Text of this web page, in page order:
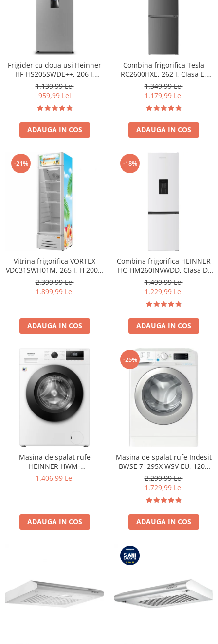
Frigider cu doua usi Heinner
HF-HS205SWDE++, 206 l,
Dozator de apa, Iluminare
LED, H 143.4 cm, Clasa E,
1.139,99 Lei
959,99 Lei
ADAUGA IN COS
Combina frigorifica Tesla
RC2600HXE, 262 l, Clasa E,
Iluminare LED, dezghetare
automata frigider, H 180 cm,
1.349,99 Lei
1.179,99 Lei
ADAUGA IN COS
-21%
Vitrina frigorifica VORTEX
VDC31SWH01M, 265 l, H 200.5
cm, alb
2.399,99 Lei
1.899,99 Lei
ADAUGA IN COS
-18%
Combina frigorifica HEINNER
HC-HM260INVWDD, Clasa D,
260L, Dozator apa, Control
electronic cu termostat
reversibila, H 180 cm, Alb
1.499,99 Lei
1.229,99 Lei
ADAUGA IN COS
Masina de spalat rufe
HEINNER HWM-
HME9014IVA10+++, 9 KG, 1400
1.406,99 Lei
ADAUGA IN COS
-25%
Masina de spalat rufe Indesit
BWSE 71295X WSV EU, 1200
RPM, 7 kg, Clasa B
2.299,99 Lei
1.729,99 Lei
ADAUGA IN COS